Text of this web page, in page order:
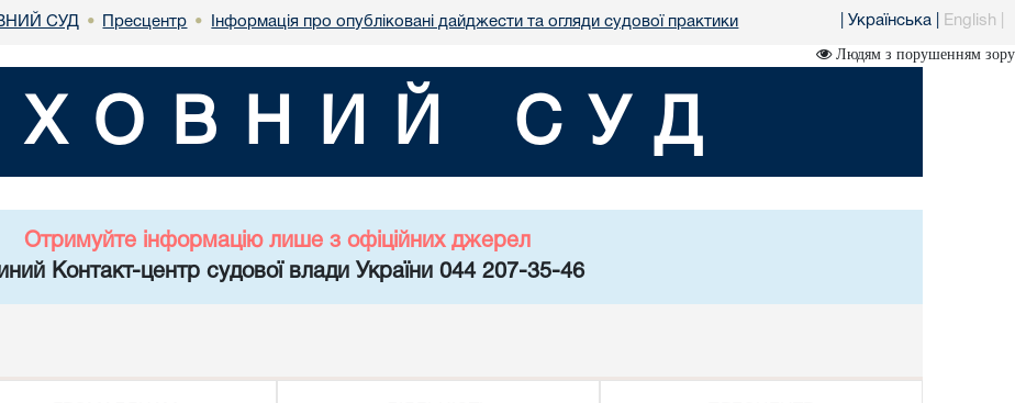
СУД • Пресцентр • Інформація про опубліковані дайджести та огляди судової практики Українська English
Людям з порушенням зору
СУД
Отримуйте інформацію лише з офіційних джерел
Контакт-центр судової влади України 044 207-35-46